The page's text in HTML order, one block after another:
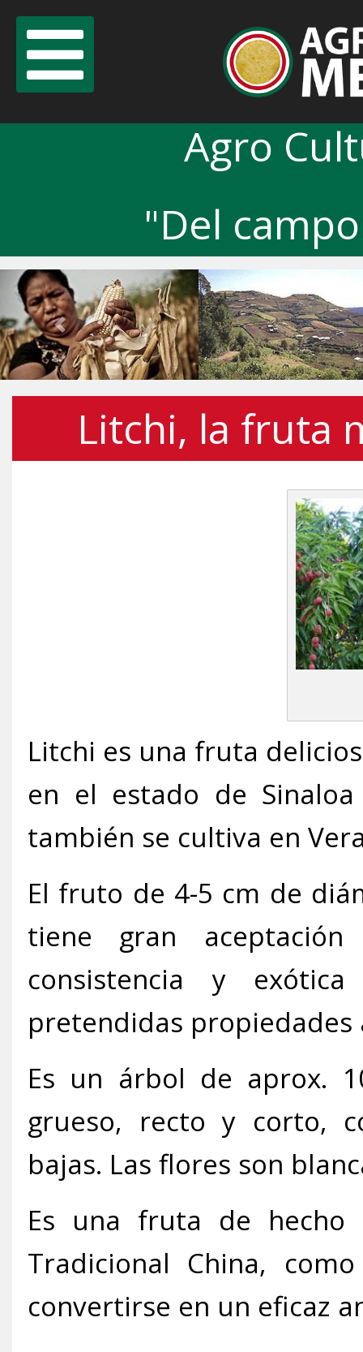
Agro
"Del
Previous
Litchi, la fruta
Litchi es una fruta
en el estado de
también se cultiva en
El fruto de 4-5 cm de
tiene gran
consistencia y
pretendidas propiedades
Es un árbol de aprox.
grueso, recto y corto,
bajas. Las flores son
Es una fruta de hecho
Tradicional China,
convertirse en un eficaz